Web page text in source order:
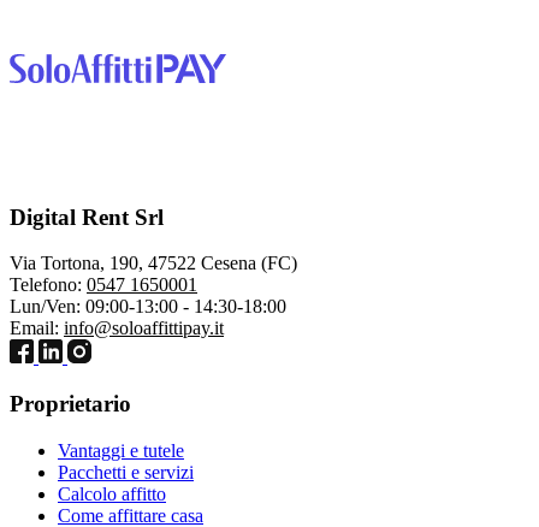
Digital Rent Srl
Via Tortona, 190, 47522 Cesena (FC)
Telefono: 0547 1650001
Lun/Ven: 09:00-13:00 - 14:30-18:00
Email: info@soloaffittipay.it
Proprietario
Vantaggi e tutele
Pacchetti e servizi
Calcolo affitto
Come affittare casa